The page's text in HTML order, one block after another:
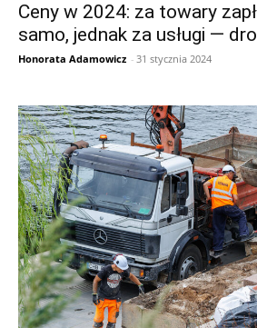
Ceny w 2024: za towary
samo, jednak za usługi —
Honorata Adamowicz - 31 stycznia 2024